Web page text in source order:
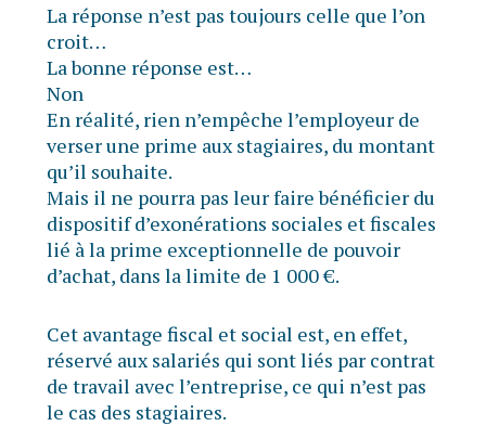
La réponse n’est pas toujours celle que l’on
croit…
La bonne réponse est…
Non
En réalité, rien n’empêche l’employeur de
verser une prime aux stagiaires, du montant
qu’il souhaite.
Mais il ne pourra pas leur faire bénéficier du
dispositif d’exonérations sociales et fiscales
lié à la prime exceptionnelle de pouvoir
d’achat, dans la limite de 1 000 €.
Cet avantage fiscal et social est, en effet,
réservé aux salariés qui sont liés par contrat
de travail avec l’entreprise, ce qui n’est pas
le cas des stagiaires.